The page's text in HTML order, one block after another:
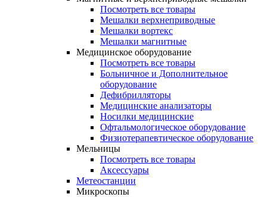
Посмотреть все товары
Мешалки верхнеприводные
Мешалки вортекс
Мешалки магнитные
Медицинское оборудование
Посмотреть все товары
Больничное и Дополнительное
оборудование
Дефибрилляторы
Медицинские анализаторы
Носилки медицинские
Офтальмологическое оборудование
Физиотерапевтическое оборудование
Мельницы
Посмотреть все товары
Аксессуары
Метеостанции
Микроскопы